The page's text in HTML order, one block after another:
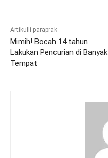
Artikulli paraprak
Mimih! Bocah 14 tahun
Lakukan Pencurian di Banyak
Tempat